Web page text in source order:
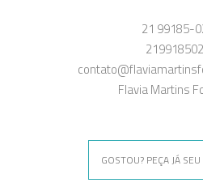
21 99185-
Flavia Martins
GOSTOU? PEÇA JÁ